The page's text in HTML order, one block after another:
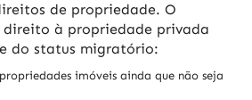
de propriedade. O
direito à propriedade privada
do status migratório:
imóveis ainda que não seja